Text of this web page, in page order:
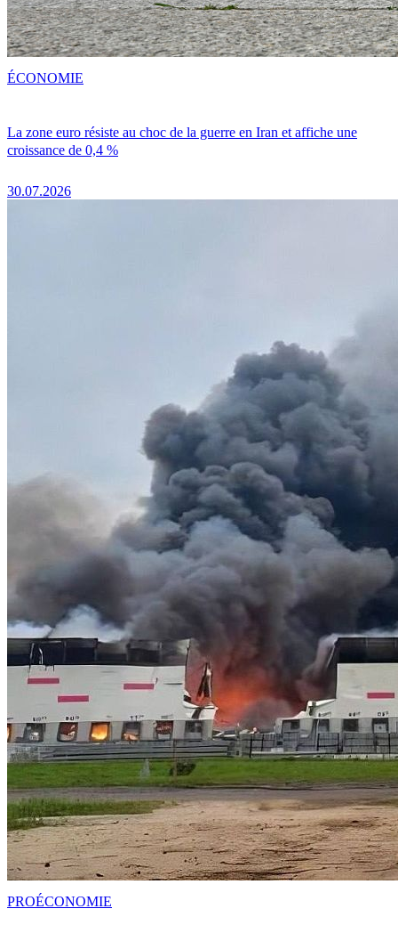
La zone euro résiste au choc de la guerre en Iran et affiche une
croissance de 0,4 %
30.07.2026
ÉCONOMIE
PROÉCONOMIE